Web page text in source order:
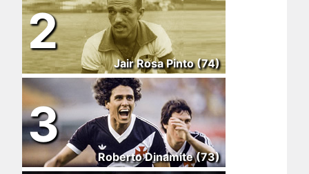
2
Jair Rosa Pinto (74)
3
Roberto Dinamite (73)